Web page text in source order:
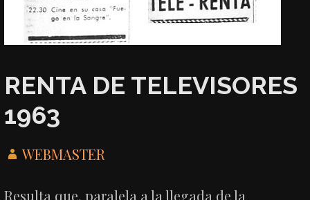
RENTA DE TELEVISORES
1963
WEBMASTER
Resulta que, paralela a la llegada de la